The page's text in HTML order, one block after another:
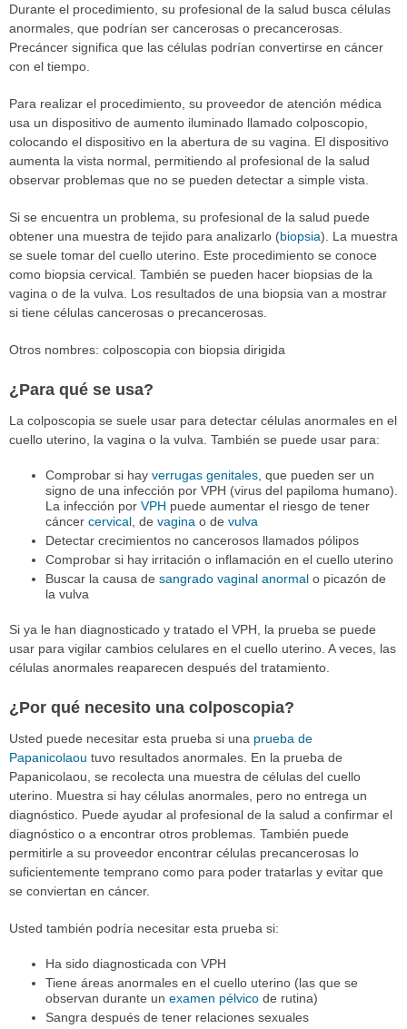
Durante el procedimiento, su profesional de la salud busca células
anormales, que podrían ser cancerosas o precancerosas.
Precáncer significa que las células podrían convertirse en cáncer
con el tiempo.
Para realizar el procedimiento, su proveedor de atención médica
usa un dispositivo de aumento iluminado llamado colposcopio,
colocando el dispositivo en la abertura de su vagina. El dispositivo
aumenta la vista normal, permitiendo al profesional de la salud
observar problemas que no se pueden detectar a simple vista.
Si se encuentra un problema, su profesional de la salud puede
obtener una muestra de tejido para analizarlo (biopsia). La muestra
se suele tomar del cuello uterino. Este procedimiento se conoce
como biopsia cervical. También se pueden hacer biopsias de la
vagina o de la vulva. Los resultados de una biopsia van a mostrar
si tiene células cancerosas o precancerosas.
Otros nombres: colposcopia con biopsia dirigida
¿Para qué se usa?
La colposcopia se suele usar para detectar células anormales en el
cuello uterino, la vagina o la vulva. También se puede usar para:
Comprobar si hay verrugas genitales, que pueden ser un
signo de una infección por VPH (virus del papiloma humano).
La infección por VPH puede aumentar el riesgo de tener
cáncer cervical, de vagina o de vulva
Detectar crecimientos no cancerosos llamados pólipos
Comprobar si hay irritación o inflamación en el cuello uterino
Buscar la causa de sangrado vaginal anormalo picazón de
la vulva
Si ya le han diagnosticado y tratado el VPH, la prueba se puede
usar para vigilar cambios celulares en el cuello uterino. A veces, las
células anormales reaparecen después del tratamiento.
¿Por qué necesito una colposcopia?
Usted puede necesitar esta prueba si una prueba de
Papanicolaou tuvo resultados anormales. En la prueba de
Papanicolaou, se recolecta una muestra de células del cuello
uterino. Muestra si hay células anormales, pero no entrega un
diagnóstico. Puede ayudar al profesional de la salud a confirmar el
diagnóstico o a encontrar otros problemas. También puede
permitirle a su proveedor encontrar células precancerosas lo
suficientemente temprano como para poder tratarlas y evitar que
se conviertan en cáncer.
Usted también podría necesitar esta prueba si:
Ha sido diagnosticada con VPH
Tiene áreas anormales en el cuello uterino (las que se
observan durante un examen pélvicode rutina)
Sangra después de tener relaciones sexuales